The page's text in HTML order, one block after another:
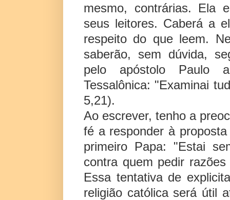
mesmo, contrárias. Ela
seus leitores. Caberá a
respeito do que leem.
saberão, sem dúvida,
pelo apóstolo Paulo
Tessalônica: "Examinai
5,21).
Ao escrever, tenho a
fé a responder à
primeiro Papa: "Estai
contra quem pedir
Essa tentativa de
religião católica será útil